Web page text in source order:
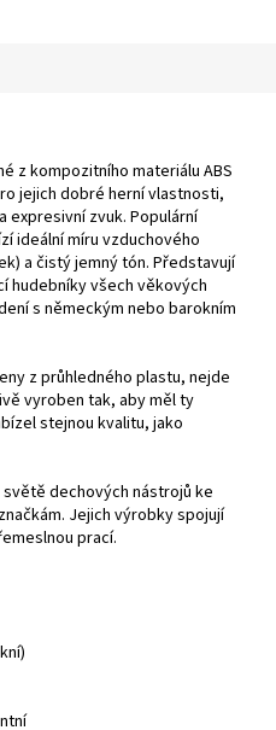
z kompozitního materiálu ABS
jejich dobré herní vlastnosti,
expresivní zvuk. Populární
ideální míru vzduchového
a čistý jemný tón. Představují
hudebníky všech věkových
s německým nebo barokním
z průhledného plastu, nejde
vyroben tak, aby měl ty
stejnou kvalitu, jako
světě dechových nástrojů ke
Jejich výrobky spojují
prací.